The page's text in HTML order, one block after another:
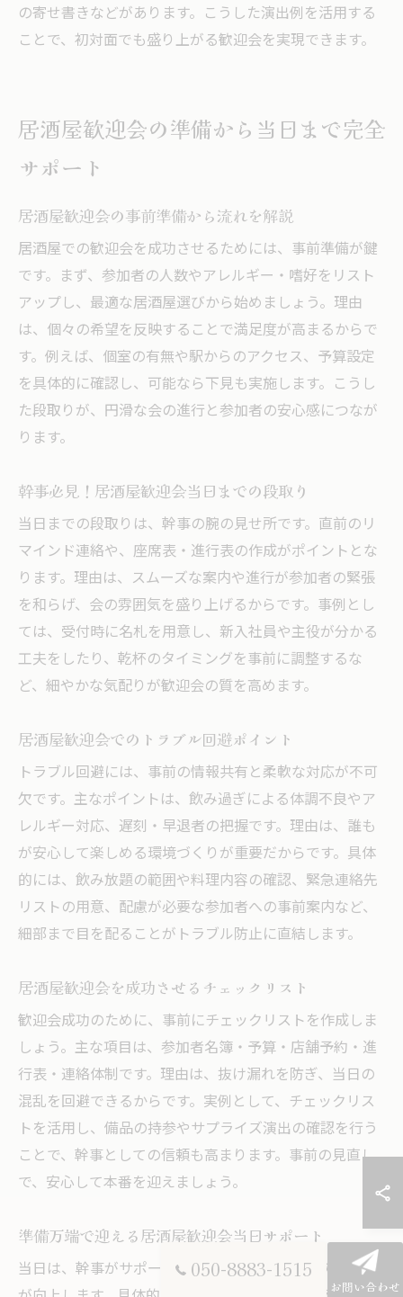
の寄せ書きなどがあります。こうした演出例を活用する
ことで、初対面でも盛り上がる歓迎会を実現できます。
居酒屋歓迎会の準備から当日まで完全
サポート
居酒屋歓迎会の事前準備から流れを解説
居酒屋での歓迎会を成功させるためには、事前準備が鍵
です。まず、参加者の人数やアレルギー・嗜好をリスト
アップし、最適な居酒屋選びから始めましょう。理由
は、個々の希望を反映することで満足度が高まるからで
す。例えば、個室の有無や駅からのアクセス、予算設定
を具体的に確認し、可能なら下見も実施します。こうし
た段取りが、円滑な会の進行と参加者の安心感につなが
ります。
幹事必見！居酒屋歓迎会当日までの段取り
当日までの段取りは、幹事の腕の見せ所です。直前のリ
マインド連絡や、座席表・進行表の作成がポイントとな
ります。理由は、スムーズな案内や進行が参加者の緊張
を和らげ、会の雰囲気を盛り上げるからです。事例とし
ては、受付時に名札を用意し、新入社員や主役が分かる
工夫をしたり、乾杯のタイミングを事前に調整するな
ど、細やかな気配りが歓迎会の質を高めます。
居酒屋歓迎会でのトラブル回避ポイント
トラブル回避には、事前の情報共有と柔軟な対応が不可
欠です。主なポイントは、飲み過ぎによる体調不良やア
レルギー対応、遅刻・早退者の把握です。理由は、誰も
が安心して楽しめる環境づくりが重要だからです。具体
的には、飲み放題の範囲や料理内容の確認、緊急連絡先
リストの用意、配慮が必要な参加者への事前案内など、
細部まで目を配ることがトラブル防止に直結します。
居酒屋歓迎会を成功させるチェックリスト
歓迎会成功のために、事前にチェックリストを作成しま
しょう。主な項目は、参加者名簿・予算・店舗予約・進
行表・連絡体制です。理由は、抜け漏れを防ぎ、当日の
混乱を回避できるからです。実例として、チェックリス
トを活用し、備品の持参やサプライズ演出の確認を行う
ことで、幹事としての信頼も高まります。事前の見直し
で、安心して本番を迎えましょう。
準備万端で迎える居酒屋歓迎会当日サポート
当日は、幹事がサポート役に徹することで全体の満足度
050-8883-1515
お問い合わせ